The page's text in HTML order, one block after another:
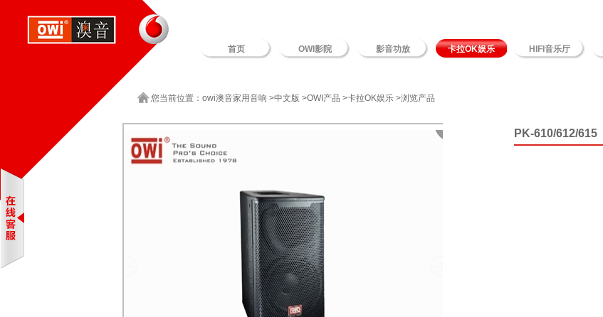
首页 OWI影院 影音功放 卡拉OK娱乐 HIFI音乐厅
您当前位置： owi澳音家用音响 >中文版 >OWI产品 >卡拉OK娱乐 >浏览产品
PK-610/612/615